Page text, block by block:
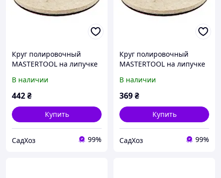
Круг полировочный
MASTERTOOL на липучке
мягкий влагостойкий 6
мм Ø 150 мм набор 5 шт
В наличии
442₴
Купить
СадХоз 99%
Круг полировочный
MASTERTOOL на липучке
мягкий влагостойкий 6
мм Ø 125 мм набор 5 шт
В наличии
369₴
Купить
СадХоз 99%